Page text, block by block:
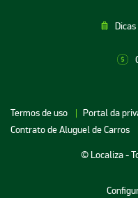
Aluguel
Aluguel
Termos de uso Portal da
Contrato de Aluguel de Carros
© Localiza -